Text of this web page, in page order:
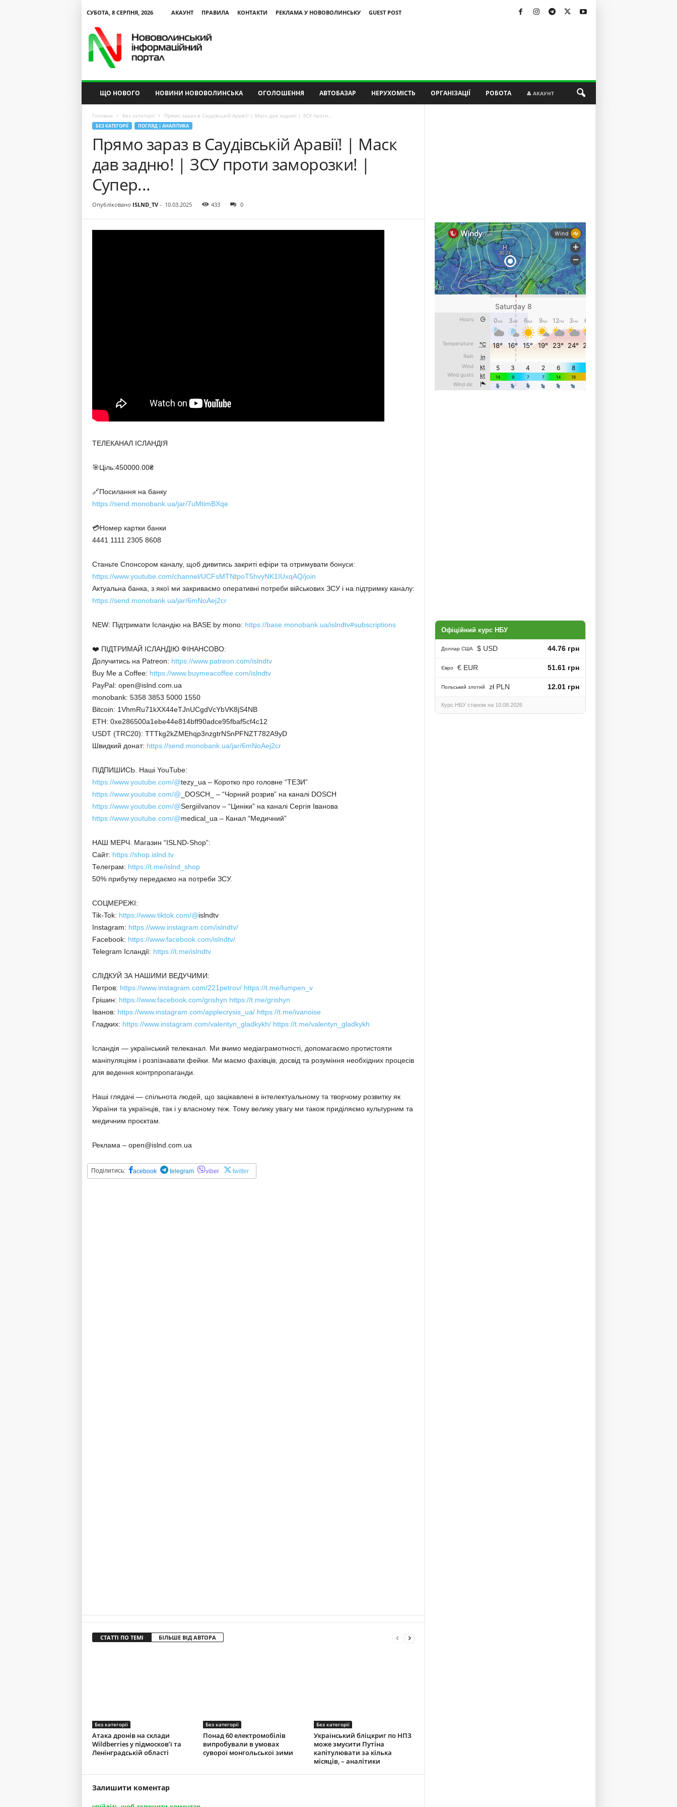
СУБОТА, 8 СЕРПНЯ, 2026 АКАУНТ ПРАВИЛА КОНТАКТИ РЕКЛАМА У НОВОВОЛИНСЬКУ
GUEST POST
ЩО НОВОГО НОВИНИ НОВОВОЛИНСЬКА ОГОЛОШЕННЯ АВТОБАЗАР НЕРУХОМІСТЬ ОРГАНІЗАЦІЇ РОБОТА 👤 АКАУНТ
Головна Без категорії Прямо зараз в Саудівській Аравії! | Маск дав задню! | ЗСУ проти...
БЕЗ КАТЕГОРІЇ ПОГЛЯД | АНАЛІТИКА
Прямо зараз в Саудівській Аравії! | Маск
дав задню! | ЗСУ проти заморозки! |
Супер...
Опубліковано ISLND_TV- 10.03.2025 433 0
ТЕЛЕКАНАЛ ІСЛАНДІЯ
🎯Ціль:450000.00₴
🔗Посилання на банку
https://send.monobank.ua/jar/7uMtimBXqe
💳Номер картки банки
4441 1111 2305 8608
Станьте Спонсором каналу, щоб дивитись закриті ефіри та отримувати бонуси:
https://www.youtube.com/channel/UCFsMTNtpoT5hvyNK1IUxqAQ/join
Актуальна банка, з якої ми закриваємо оперативні потреби військових ЗСУ і на підтримку каналу:
https://send.monobank.ua/jar/6mNoAej2cr
NEW: Підтримати Ісландію на BASE by mono: https://base.monobank.ua/islndtv#subscriptions
❤️ ПІДТРИМАЙ ІСЛАНДІЮ ФІНАНСОВО:
Долучитись на Patreon: https://www.patreon.com/islndtv
Buy Me a Coffee: https://www.buymeacoffee.com/islndtv
PayPal: open@islnd.com.ua
monobank: 5358 3853 5000 1550
Bitcoin: 1VhmRu71kXX44eTJnUCgdVcYbVK8jS4NB
ETH: 0xe286500a1ebe44e814bff90adce95fbaf5cf4c12
USDT (TRC20): TTTkg2kZMEhqp3nzgtrNSnPFNZT782A9yD
Швидкий донат: https://send.monobank.ua/jar/6mNoAej2cr
ПІДПИШИСЬ. Наші YouTube:
https://www.youtube.com/@tezy_ua – Коротко про головне “ТЕЗИ”
https://www.youtube.com/@ _DOSCH_ – “Чорний розрив” на каналі DOSCH
https://www.youtube.com/@SergiiIvanov – “Циніки” на каналі Сергія Іванова
https://www.youtube.com/@medical_ua – Канал “Медичний”
НАШ МЕРЧ. Магазин “ISLND-Shop”:
Сайт: https://shop.islnd.tv
Телеграм: https://t.me/islnd_shop
50% прибутку передаємо на потреби ЗСУ.
СОЦМЕРЕЖІ:
Tik-Tok: https://www.tiktok.com/@islndtv
Instagram: https://www.instagram.com/islndtv/
Facebook: https://www.facebook.com/islndtv/
Telegram Ісландії: https://t.me/islndtv
СЛІДКУЙ ЗА НАШИМИ ВЕДУЧИМИ:
Петров: https://www.instagram.com/221petrov/ https://t.me/lumpen_v
Грішин: https://www.facebook.com/grishyn https://t.me/grishyn
Іванов: https://www.instagram.com/applecrysis_ua/ https://t.me/ivanoise
Гладких: https://www.instagram.com/valentyn_gladkykh/ https://t.me/valentyn_gladkykh
Ісландія — український телеканал. Ми вчимо медіаграмотності, допомагаємо протистояти
маніпуляціям і розпізнавати фейки. Ми маємо фахівців, досвід та розуміння необхідних процесів
для ведення контрпропаганди.
Наші глядачі — спільнота людей, що зацікавлені в інтелектуальному та творчому розвитку як
України та українців, так і у власному теж. Тому велику увагу ми також приділяємо культурним та
медичним проєктам.
Реклама – open@islnd.com.ua
Поділитись: acebook telegram viber twitter
СТАТТІ ПО ТЕМІ БІЛЬШЕ ВІД АВТОРА
Без категорії
Атака дронів на склади
Wildberries у підмосков’ї та
Ленінградській області
Без категорії
Понад 60 електромобілів
випробували в умовах
суворої монгольської зими
Без категорії
Український бліцкриг по НПЗ
може змусити Путіна
капітулювати за кілька
місяців, – аналітики
Залишити коментар
Офіційний курс НБУ
Доллар США $ USD 44.76 грн
Євро € EUR 51.61 грн
Польський злотий zł PLN 12.01 грн
Курс НБУ станом на 10.08.2026